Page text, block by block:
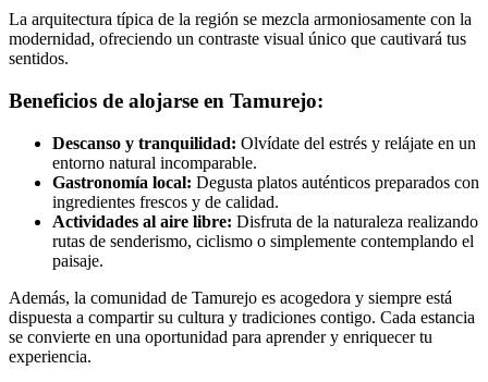
La arquitectura típica de la región se mezcla armoniosamente con la
modernidad, ofreciendo un contraste visual único que cautivará tus
sentidos.
Beneficios de alojarse en Tamurejo:
Descanso y tranquilidad: Olvídate del estrés y relájate en un
entorno natural incomparable.
Gastronomía local: Degusta platos auténticos preparados con
ingredientes frescos y de calidad.
Actividades al aire libre: Disfruta de la naturaleza realizando
rutas de senderismo, ciclismo o simplemente contemplando el
paisaje.
Además, la comunidad de Tamurejo es acogedora y siempre está
dispuesta a compartir su cultura y tradiciones contigo. Cada estancia
se convierte en una oportunidad para aprender y enriquecer tu
experiencia.